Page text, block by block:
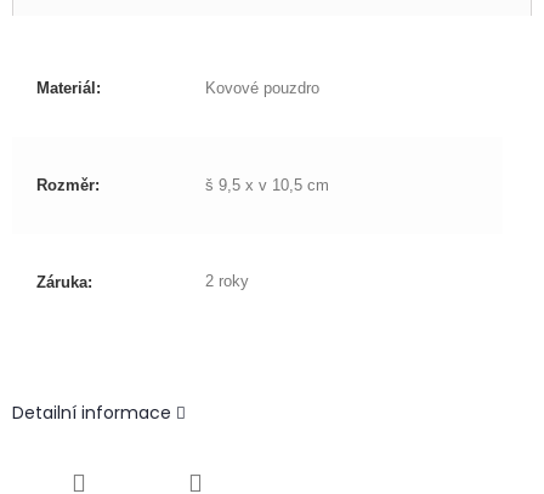
Materiál: Kovové pouzdro
Rozměr: š 9,5 x v 10,5 cm
Záruka: 2 roky
Detailní informace